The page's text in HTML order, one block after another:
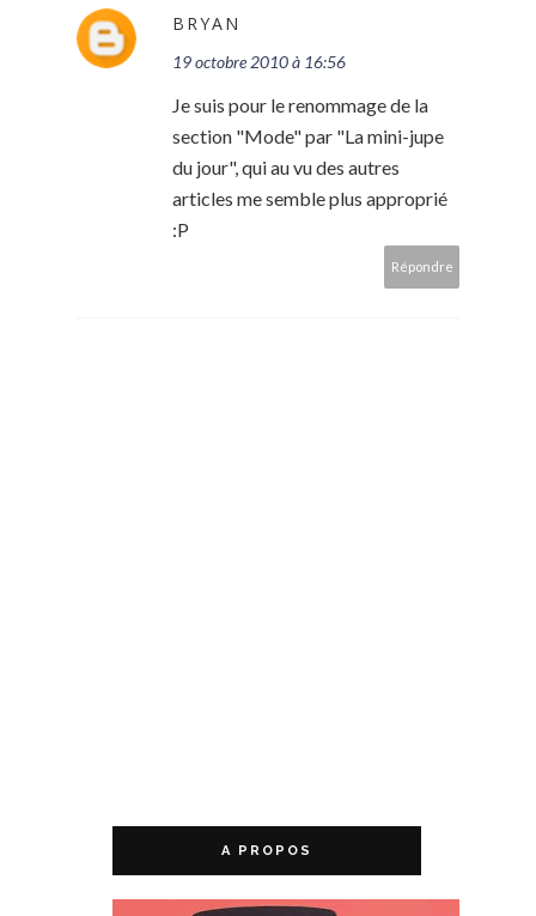
BRYAN
19 octobre 2010 à 16:56
Je suis pour le renommage de la
section "Mode" par "La mini-jupe
du jour", qui au vu des autres
articles me semble plus approprié
:P
Répondre
A PROPOS